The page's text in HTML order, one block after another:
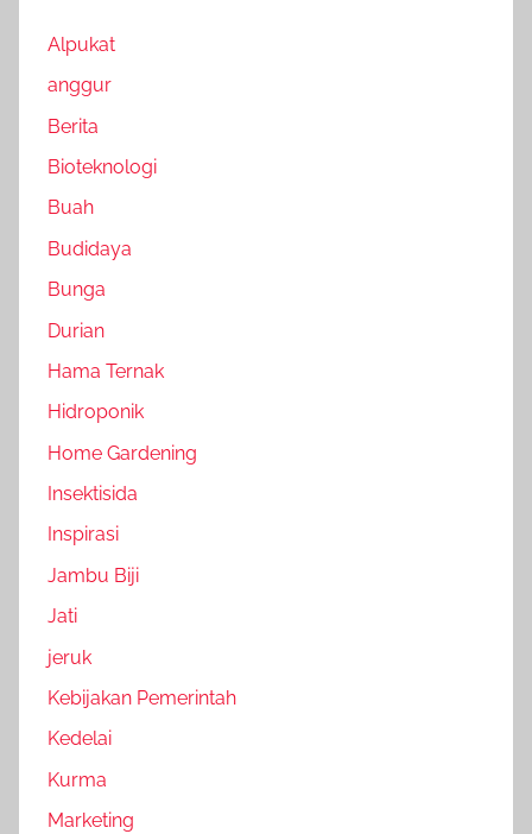
Alpukat
anggur
Berita
Bioteknologi
Buah
Budidaya
Bunga
Durian
Hama Ternak
Hidroponik
Home Gardening
Insektisida
Inspirasi
Jambu Biji
Jati
jeruk
Kebijakan Pemerintah
Kedelai
Kurma
Marketing